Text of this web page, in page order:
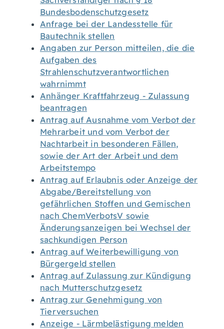
Bundesbodenschutzgesetz
Anfrage bei der Landesstelle für
Bautechnik stellen
Angaben zur Person mitteilen, die die
Aufgaben des
Strahlenschutzverantwortlichen
wahrnimmt
Anhänger Kraftfahrzeug - Zulassung
beantragen
Antrag auf Ausnahme vom Verbot der
Mehrarbeit und vom Verbot der
Nachtarbeit in besonderen Fällen,
sowie der Art der Arbeit und dem
Arbeitstempo
Antrag auf Erlaubnis oder Anzeige der
Abgabe/Bereitstellung von
gefährlichen Stoffen und Gemischen
nach ChemVerbotsV sowie
Änderungsanzeigen bei Wechsel der
sachkundigen Person
Antrag auf Weiterbewilligung von
Bürgergeld stellen
Antrag auf Zulassung zur Kündigung
nach Mutterschutzgesetz
Antrag zur Genehmigung von
Tierversuchen
Anzeige - Lärmbelästigung melden